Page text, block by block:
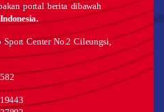
portal berita dibawah
Center No.2 Cileungsi,